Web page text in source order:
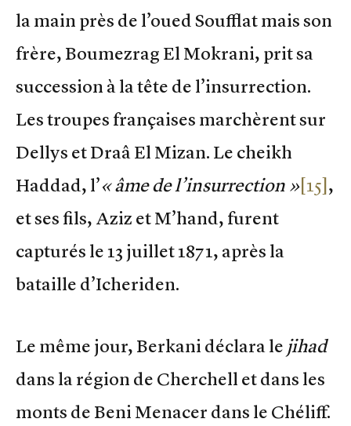
la main près de l’oued Soufflat mais son
frère, Boumezrag El Mokrani, prit sa
succession à la tête de l’insurrection.
Les troupes françaises marchèrent sur
Dellys et Draâ El Mizan. Le cheikh
Haddad, l’« âme de l’insurrection »[15] ,
et ses fils, Aziz et M’hand, furent
capturés le 13 juillet 1871, après la
bataille d’Icheriden.
Le même jour, Berkani déclara le jihad
dans la région de Cherchell et dans les
monts de Beni Menacer dans le Chéliff.